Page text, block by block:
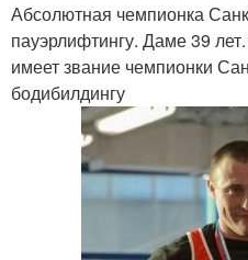
Абсолютная чемпионка
пауэрлифтингу. Даме 39
имеет звание чемпионки
бодибилдингу